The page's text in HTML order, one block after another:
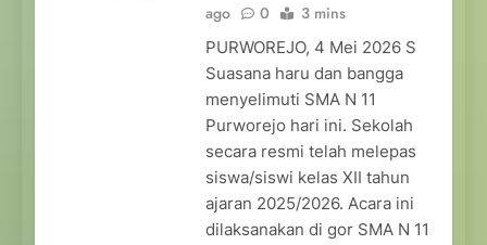
ago
0 3 mins
PURWOREJO, 4 Mei 2026 S
Suasana haru dan bangga
menyelimuti SMA N 11
Purworejo hari ini. Sekolah
secara resmi telah melepas
siswa/siswi kelas XII tahun
ajaran 2025/2026. Acara ini
dilaksanakan di gor SMA N 11